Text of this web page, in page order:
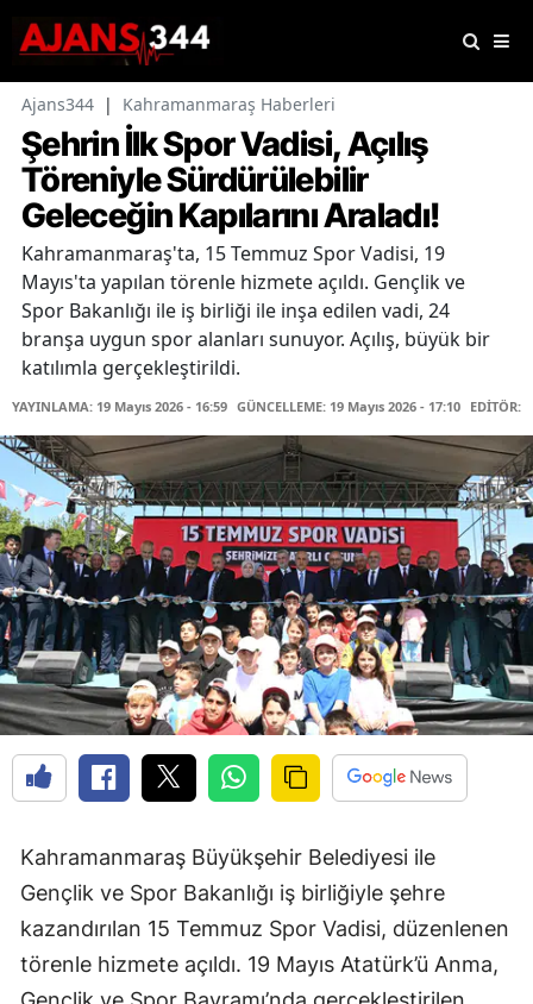
Ajans344 | Kahramanmaraş Haberleri
Şehrin İlk Spor Vadisi, Açılış
Töreniyle Sürdürülebilir
Geleceğin Kapılarını Araladı!
Kahramanmaraş'ta, 15 Temmuz Spor Vadisi, 19
Mayıs'ta yapılan törenle hizmete açıldı. Gençlik ve
Spor Bakanlığı ile iş birliği ile inşa edilen vadi, 24
branşa uygun spor alanları sunuyor. Açılış, büyük bir
katılımla gerçekleştirildi.
YAYINLAMA: 19 Mayıs 2026 - 16:59 GÜNCELLEME: 19 Mayıs 2026 - 17:10 EDİTÖR:
Kahramanmaraş Büyükşehir Belediyesi ile
Gençlik ve Spor Bakanlığı iş birliğiyle şehre
kazandırılan 15 Temmuz Spor Vadisi, düzenlenen
törenle hizmete açıldı. 19 Mayıs Atatürk’ü Anma,